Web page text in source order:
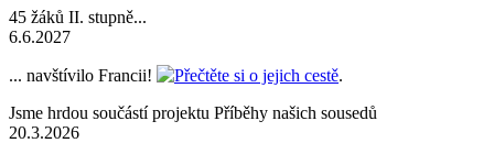
45 žáků II. stupně...
6.6.2027
... navštívilo Francii! Přečtěte si o jejich cestě.
Jsme hrdou součástí projektu Příběhy našich sousedů
20.3.2026